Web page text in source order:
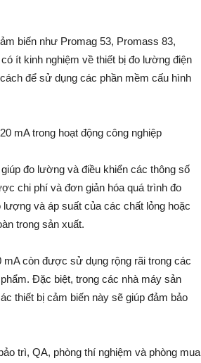
biến như Promag 53, Promass 83,
ít kinh nghiệm về thiết bị đo lường điện
để sử dụng các phần mềm cấu hình
mA trong hoạt động công nghiệp
đo lường và điều khiển các thông số
chi phí và đơn giản hóa quá trình đo
và áp suất của các chất lỏng hoặc
trong sản xuất.
còn được sử dụng rộng rãi trong các
Đặc biệt, trong các nhà máy sản
thiết bị cảm biến này sẽ giúp đảm bảo
trì, QA, phòng thí nghiệm và phòng mua